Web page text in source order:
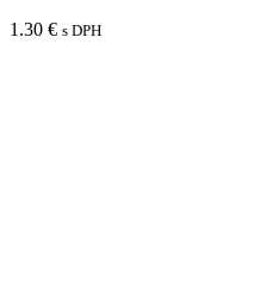
1.30 € s DPH